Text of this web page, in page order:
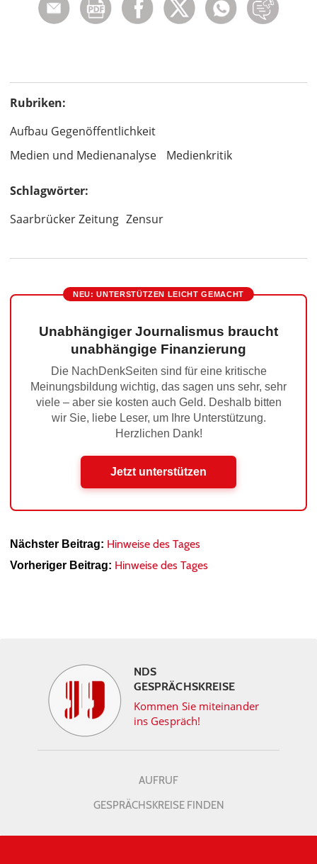
Rubriken:
Aufbau Gegenöffentlichkeit
Medien und Medienanalyse
Medienkritik
Schlagwörter:
Saarbrücker Zeitung Zensur
NEU: UNTERSTÜTZEN LEICHT GEMACHT
Unabhängiger Journalismus braucht
unabhängige Finanzierung
Die NachDenkSeiten sind für eine kritische
Meinungsbildung wichtig, das sagen uns sehr, sehr
viele – aber sie kosten auch Geld. Deshalb bitten
wir Sie, liebe Leser, um Ihre Unterstützung.
Herzlichen Dank!
Jetzt unterstützen
Nächster Beitrag: Hinweise des Tages
Vorheriger Beitrag: Hinweise des Tages
NDS
GESPRÄCHSKREISE
Kommen Sie miteinander
ins Gespräch!
AUFRUF
GESPRÄCHSKREISE FINDEN